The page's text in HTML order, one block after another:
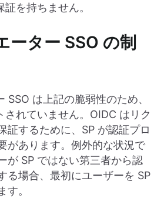
を持ちません。
ーター SSO の制
SSO は上記の脆弱性のため、
されていません。OIDC はリク
証するために、SP が認証プロ
があります。例外的な状況で
が SP ではない第三者から認
る場合、最初にユーザーを SP
す。